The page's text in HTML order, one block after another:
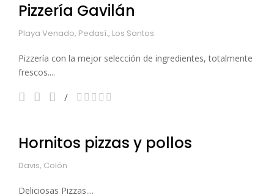
Pizzería Gavilán
Playa Venado, Pedasí., Los Santos.
Pizzería con la mejor selección de ingredientes, totalmente
frescos....
Hornitos pizzas y pollos
Davis, Colón
Deliciosas Pizzas....